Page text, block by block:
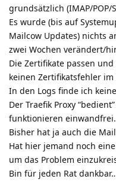
grundsätzlich (IMAP/POP/
Es wurde (bis auf
Mailcow Updates) nichts
zwei Wochen verändert/
Die Zertifikate passen
keinen Zertifikatsfehler im
In den Logs finde ich
Der Traefik Proxy
funktionieren einwandfrei.
Bisher hat ja auch die
Hat hier jemand noch
um das Problem
Bin für jeden Rat